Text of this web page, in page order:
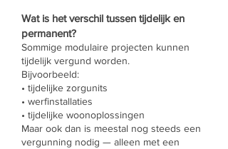
Wat is het verschil tussen tijdelijk en
permanent?
Sommige modulaire projecten kunnen
tijdelijk vergund worden.
Bijvoorbeeld:
• tijdelijke zorgunits
• werfinstallaties
• tijdelijke woonoplossingen
Maar ook dan is meestal nog steeds een
vergunning nodig — alleen met een